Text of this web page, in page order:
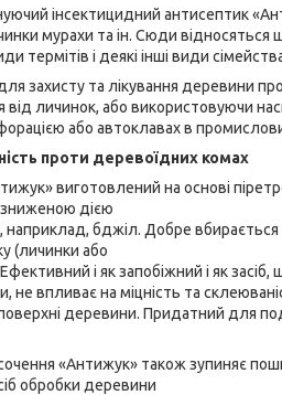
інсектицидний антисептик
мурахи та ін. Сюди відносяться
термітів і деякі інші види
захисту та лікування деревини
від личинок, або використовуючи
або автоклавах в
проти деревоїдних комах
виготовлений на основі
дією
наприклад, бджіл. Добре
(личинки або
і як запобіжний і як
не впливає на міцність та
деревини. Придатний для
«Антижук» також зупиняє
обробки деревини